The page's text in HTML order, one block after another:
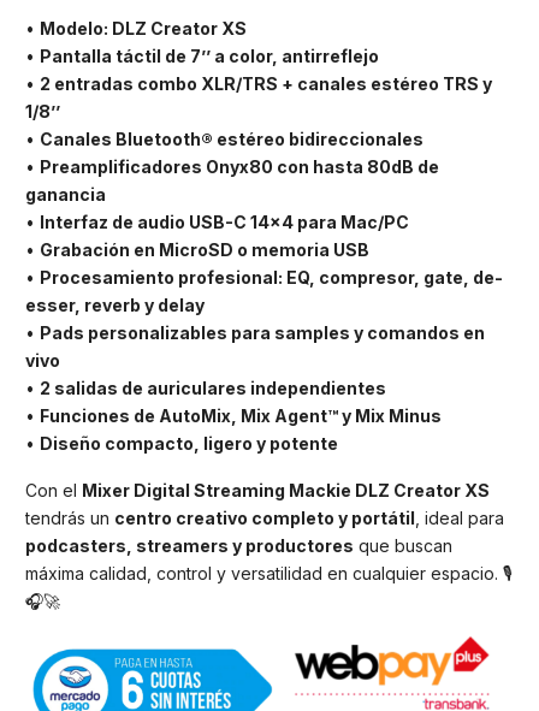
• Modelo: DLZ Creator XS
• Pantalla táctil de 7’’ a color, antirreflejo
• 2 entradas combo XLR/TRS + canales estéreo TRS y
1/8’’
• Canales Bluetooth® estéreo bidireccionales
• Preamplificadores Onyx80 con hasta 80dB de
ganancia
• Interfaz de audio USB-C 14x4 para Mac/PC
• Grabación en MicroSD o memoria USB
• Procesamiento profesional: EQ, compresor, gate, de-
esser, reverb y delay
• Pads personalizables para samples y comandos en
vivo
• 2 salidas de auriculares independientes
• Funciones de AutoMix, Mix Agent™ y Mix Minus
• Diseño compacto, ligero y potente
Con el Mixer Digital Streaming Mackie DLZ Creator XS
tendrás un centro creativo completo y portátil , ideal para
podcasters, streamers y productores que buscan
máxima calidad, control y versatilidad en cualquier espacio. 🎙️
🎧🚀